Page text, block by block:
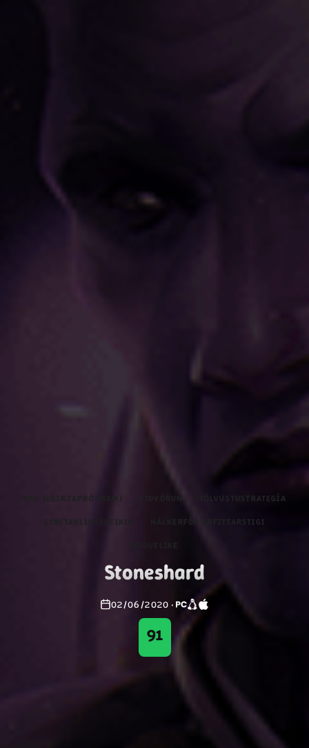
TÖLVUSTUSTRATEGÍA
EINSTAKLINGSLEIKIR HÁLKERFÖR ERFITTARSTIGI
Stoneshard
02/06/2020 ·
91